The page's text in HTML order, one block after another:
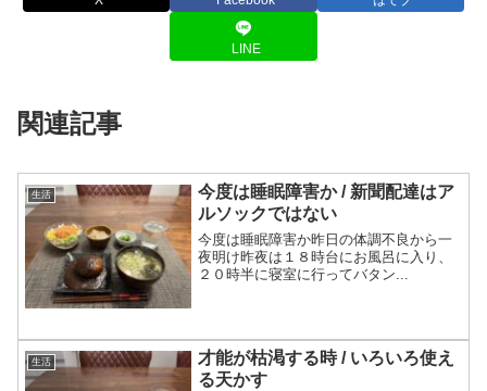
LINE
関連記事
生活
今度は睡眠障害か / 新聞配達はア
ルソックではない
今度は睡眠障害か昨日の体調不良から一
夜明け昨夜は１８時台にお風呂に入り、
２０時半に寝室に行ってバタン...
生活
才能が枯渇する時 / いろいろ使え
る天かす